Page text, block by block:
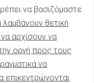
να βασιζόμαστε
λαμβάνουν θετική
αρχίσουν να
οργή προς τους
να
επικεντρώνονται